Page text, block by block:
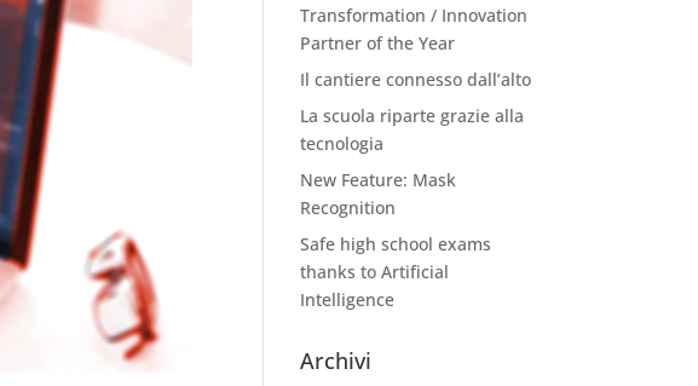
Transformation / Innovation
Partner of the Year
Il cantiere connesso dall’alto
La scuola riparte grazie alla
tecnologia
New Feature: Mask
Recognition
Safe high school exams
thanks to Artificial
Intelligence
Archivi